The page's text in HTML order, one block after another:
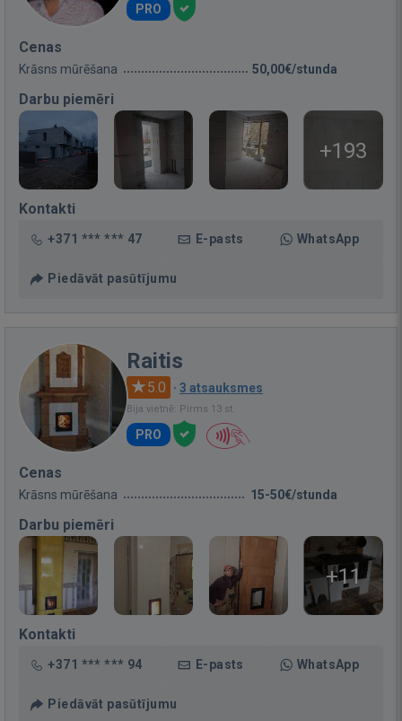
PRO
Cenas
Krāsns mūrēšana 50,00€/stunda
Darbu piemēri
+193
Kontakti
+371 *** *** 47 E-pasts WhatsApp
Piedāvāt pasūtījumu
Raitis
5.0 · 3 atsauksmes
Bija vietnē: Pirms 13 st.
PRO
Cenas
Krāsns mūrēšana 15-50€/stunda
Darbu piemēri
+11
Kontakti
+371 *** *** 94 E-pasts WhatsApp
Piedāvāt pasūtījumu